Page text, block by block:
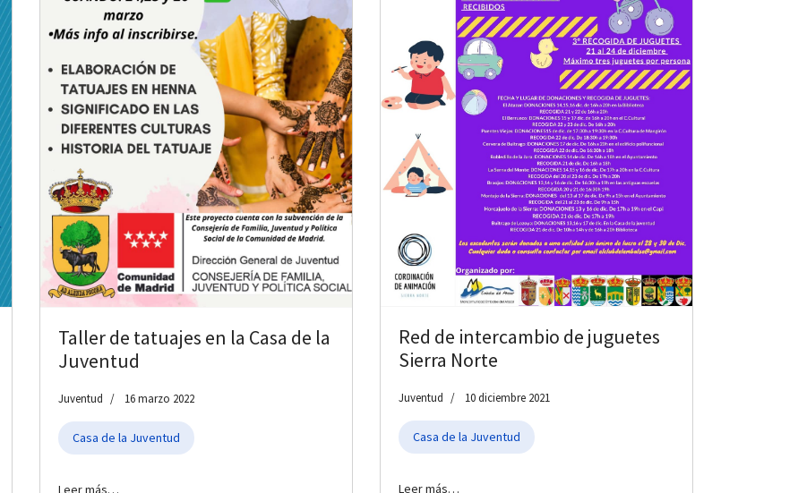
Taller de tatuajes en la Casa de la
Juventud
Juventud 16 marzo 2022
Casa de la Juventud
Leer más…
Red de intercambio de juguetes
Sierra Norte
Juventud 10 diciembre 2021
Casa de la Juventud
Leer más…